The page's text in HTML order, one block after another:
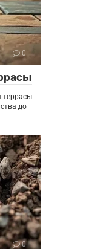
0
террасы
до
0